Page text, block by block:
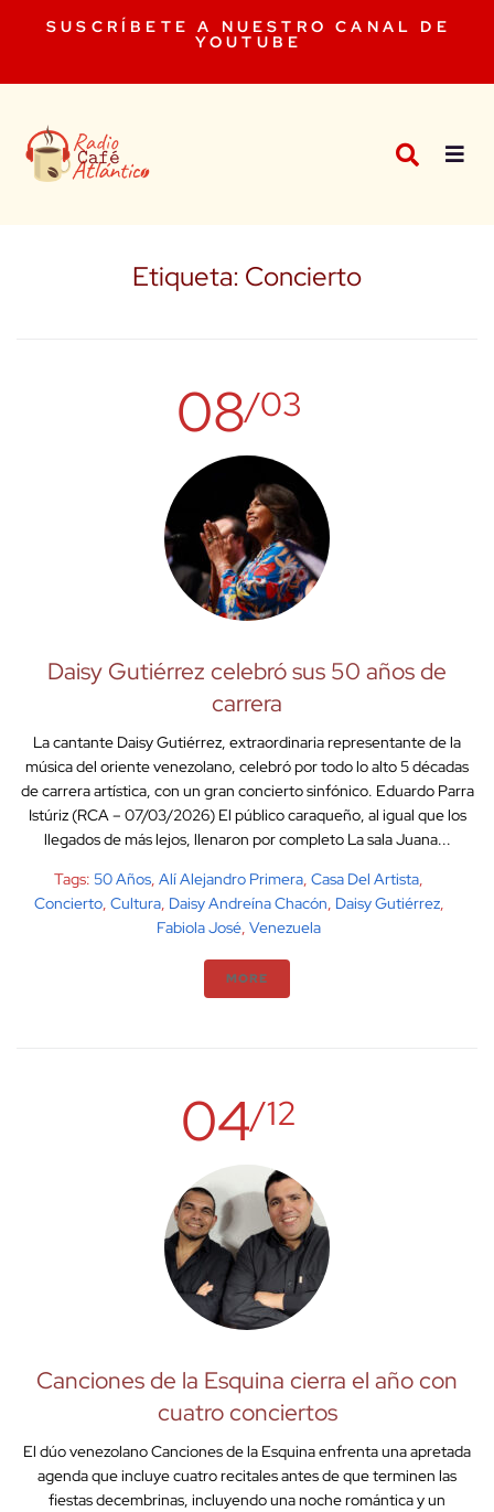
SUSCRÍBETE A NUESTRO CANAL DE
YOUTUBE
Etiqueta: Concierto
08/03
Daisy Gutiérrez celebró sus 50 años de
carrera
La cantante Daisy Gutiérrez, extraordinaria representante de la
música del oriente venezolano, celebró por todo lo alto 5 décadas
de carrera artística, con un gran concierto sinfónico. Eduardo Parra
Istúriz (RCA – 07/03/2026) El público caraqueño, al igual que los
llegados de más lejos, llenaron por completo La sala Juana...
Tags: 50 Años, Alí Alejandro Primera, Casa Del Artista,
Concierto, Cultura, Daisy Andreína Chacón, Daisy Gutiérrez,
Fabiola José, Venezuela
MORE
04/12
Canciones de la Esquina cierra el año con
cuatro conciertos
El dúo venezolano Canciones de la Esquina enfrenta una apretada
agenda que incluye cuatro recitales antes de que terminen las
fiestas decembrinas, incluyendo una noche romántica y un